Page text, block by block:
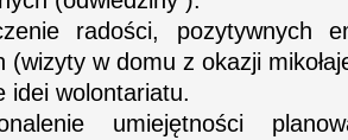
radości, pozytywnych
(wizyty w domu z okazji
idei wolontariatu.
umiejętności